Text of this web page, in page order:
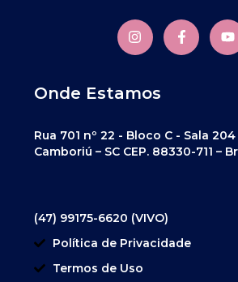
Onde Estamos
Rua 701 nº 22 - Bloco C - Sala
Camboriú – SC CEP. 88330-711 –
(47) 99175-6620 (VIVO)
Política de Privacidade
Termos de Uso